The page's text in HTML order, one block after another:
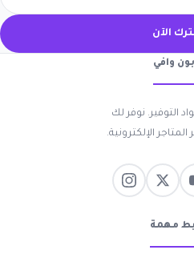
الآن
وافي
التوفير. نوفر لك
الإلكترونية.
مهمة